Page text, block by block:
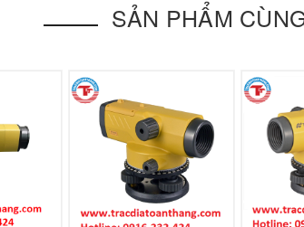
SẢN PHẨM